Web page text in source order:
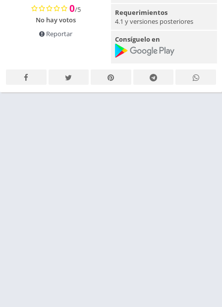
0/5
No hay votos
Reportar
Requerimientos
4.1 y versiones posteriores
Consíguelo en